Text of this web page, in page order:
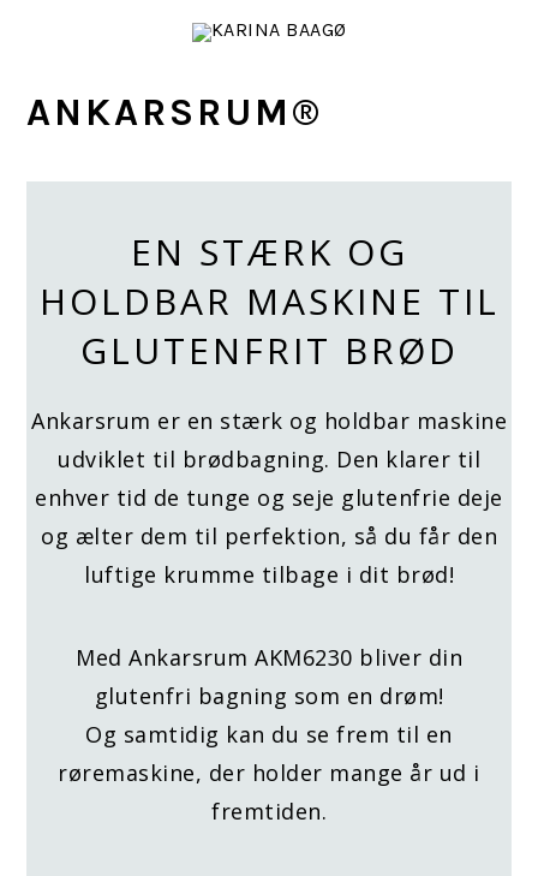
primær
ANKARSRUM®
EN STÆRK OG
HOLDBAR MASKINE TIL
GLUTENFRIT BRØD
Ankarsrum er en stærk og holdbar maskine
udviklet til brødbagning. Den klarer til
enhver tid de tunge og seje glutenfrie deje
og ælter dem til perfektion, så du får den
luftige krumme tilbage i dit brød!
Med Ankarsrum AKM6230 bliver din
glutenfri bagning som en drøm!
Og samtidig kan du se frem til en
røremaskine, der holder mange år ud i
fremtiden.